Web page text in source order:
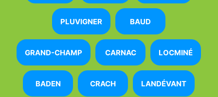
PLUVIGNER BAUD
GRAND-CHAMP CARNAC LOCMINÉ
BADEN CRACH LANDÉVANT